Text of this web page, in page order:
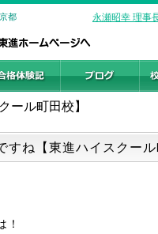
都 永瀬昭幸 理事
ール町田校】
ね【東進ハイスクール
！